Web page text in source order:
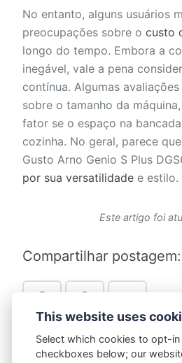
No entanto, alguns usuários
preocupações sobre o custo
longo do tempo. Embora a
inegável, vale a pena
contínua. Algumas
sobre o tamanho da
fator se o espaço na
cozinha. No geral, parece
Gusto Arno Genio S Plus
por sua versatilidade e estilo.
Este artigo foi
Compartilhar postagem:
This website uses
Select which cookies to opt-
checkboxes below; our